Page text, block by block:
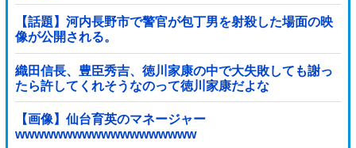
【話題】河内長野市で警官が包丁男を射殺した場面の映
像が公開される。
織田信長、豊臣秀吉、徳川家康の中で大失敗しても謝っ
たら許してくれそうなのって徳川家康だよな
【画像】仙台育英のマネージャー
wwwwwwwwwwwwwwwwwww